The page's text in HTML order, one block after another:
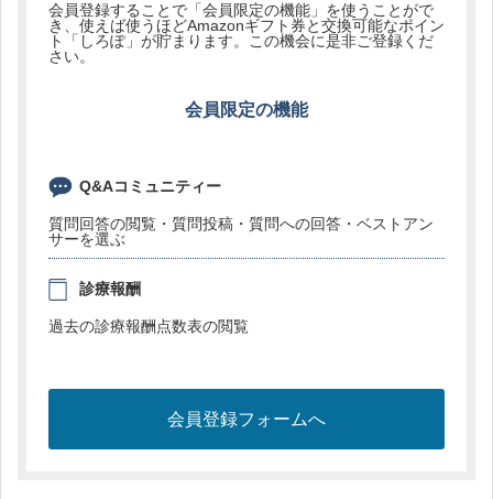
会員登録することで「会員限定の機能」を使うことがで
き、使えば使うほどAmazonギフト券と交換可能なポイン
ト「しろぽ」が貯まります。この機会に是非ご登録くだ
さい。
会員限定の機能
Q&Aコミュニティー
質問回答の閲覧・質問投稿・質問への回答・ベストアン
サーを選ぶ
診療報酬
過去の診療報酬点数表の閲覧
会員登録フォームへ